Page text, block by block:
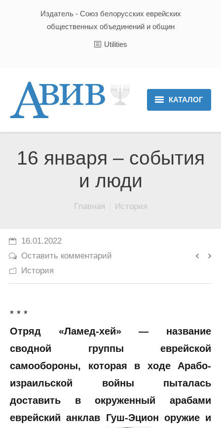
Издатель - Союз белорусских еврейских
общественных объединений и общин
Utilities
КАТАЛОГ
Культура и Традиции
Юмор
16 января – события
и люди
Главная История
16.01.2022
Оставить комментарий
История
* * *
Отряд «Ламед-хей» — название
сводной группы еврейской
самообороны, которая в ходе Арабо-
израильской войны пыталась
доставить в окруженный арабами
еврейский анклав Гуш-Эцион оружие и